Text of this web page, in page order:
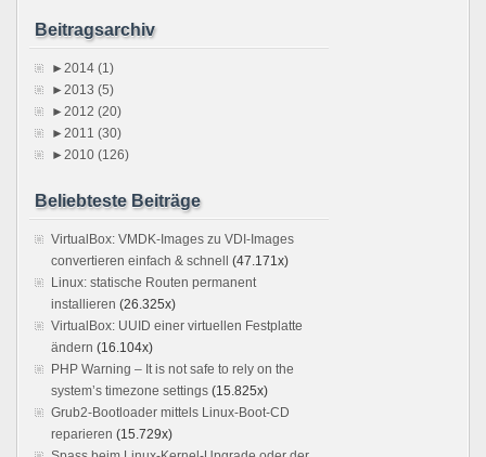
Beitragsarchiv
►2014 (1)
►2013 (5)
►2012 (20)
►2011 (30)
►2010 (126)
Beliebteste Beiträge
VirtualBox: VMDK-Images zu VDI-Images
convertieren einfach & schnell
(47.171x)
Linux: statische Routen permanent
installieren (26.325x)
VirtualBox: UUID einer virtuellen Festplatte
ändern (16.104x)
PHP Warning – It is not safe to rely on the
system’s timezone settings (15.825x)
Grub2-Bootloader mittels Linux-Boot-CD
reparieren (15.729x)